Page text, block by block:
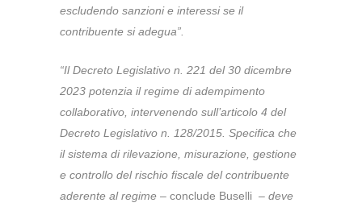
escludendo sanzioni e interessi se il
contribuente si adegua”.
“Il Decreto Legislativo n. 221 del 30 dicembre
2023 potenzia il regime di adempimento
collaborativo, intervenendo sull’articolo 4 del
Decreto Legislativo n. 128/2015. Specifica che
il sistema di rilevazione, misurazione, gestione
e controllo del rischio fiscale del contribuente
aderente al regime – conclude Buselli – deve